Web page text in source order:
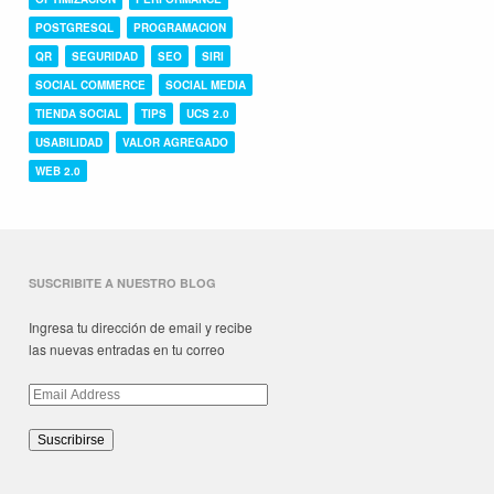
POSTGRESQL
PROGRAMACION
QR
SEGURIDAD SEO
SIRI
SOCIAL COMMERCE
SOCIAL MEDIA
TIENDA SOCIAL
TIPS
UCS 2.0
USABILIDAD
VALOR AGREGADO
WEB 2.0
SUSCRIBITE A NUESTRO BLOG
Ingresa tu dirección de email y recibe
las nuevas entradas en tu correo
Email